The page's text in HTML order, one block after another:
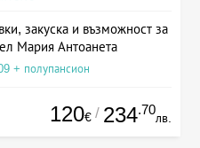
закуска и възможност за
Мария Антоанета
+ полупансион
120€ / 234.70
лв.